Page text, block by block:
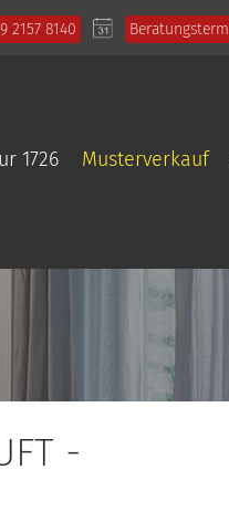
2157 8140
1726 Musterverkauf
-